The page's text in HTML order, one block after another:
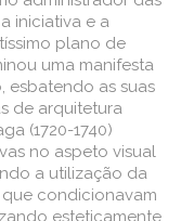
iniciativa e a
plano de
uma manifesta
esbatendo as suas
de arquitetura
(1720-1740)
no aspeto visual
a utilização da
condicionavam
esteticamente